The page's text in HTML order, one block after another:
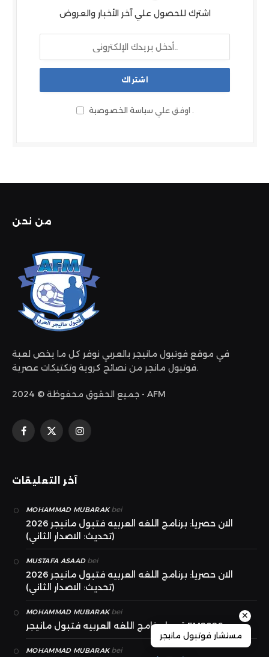
اشترك للحصول علي آخر الأخبار والعروض
اوفق علي سياسة الخصوصية
من نحن
في موقع فوتبول مانيجر بالعربي نوفر كل ما يخص لعبة
فوتبول مانجر من نصائح كروية وتكتيكات عصرية.
جميع الحقوق محفوظة © 2024 - AFM
فيسبوك
X
الانستغرام
آخر التعليقات
MOHAMMAD MUBARAKbei
الان حصريا: برنامج اللغه العربيه فتبول مانيجر 2026
(تحديث: الاصدار الثاني)
MUSTAFA ASAADbei
الان حصريا: برنامج اللغه العربيه فتبول مانيجر 2026
(تحديث: الاصدار الثاني)
MOHAMMAD MUBARAKbei
قريبا برنامج اللغه العربيه فتبول مانيجر FM2026
MOHAMMAD MUBARAKbei
✕
مستشار فوتبول مانيجر